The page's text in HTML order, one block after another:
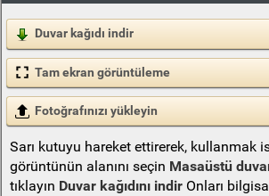
Duvar kağıdı indir
Tam ekran görüntüleme
Fotoğrafınızı yükleyin
Sarı kutuyu hareket ettirerek, kullanmak
görüntünün alanını seçin Masaüstü
tıklayın Duvar kağıdını indirOnları